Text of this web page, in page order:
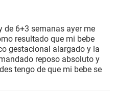
de 6+3 semanas ayer me
resultado que mi bebe
gestacional alargado y la
reposo absoluto y
tengo de que mi bebe se